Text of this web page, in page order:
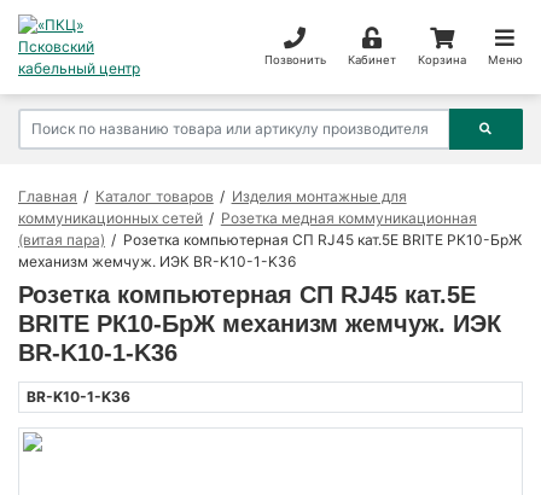
Позвонить Кабинет Корзина Меню
Главная Каталог товаров
Изделия монтажные для
коммуникационных сетей
Розетка медная коммуникационная
(витая пара)
Розетка компьютерная СП RJ45 кат.5E BRITE РК10-БрЖ
механизм жемчуж. ИЭК BR-K10-1-K36
Розетка компьютерная СП RJ45 кат.5E
BRITE РК10-БрЖ механизм жемчуж. ИЭК
BR-K10-1-K36
BR-K10-1-K36